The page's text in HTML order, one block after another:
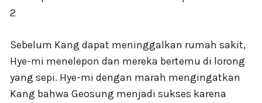
Sebelum Kang dapat meninggalkan rumah sakit,
Hye-mi menelepon dan mereka bertemu di lorong
yang sepi. Hye-mi dengan marah mengingatkan
Kang bahwa Geosung menjadi sukses karena